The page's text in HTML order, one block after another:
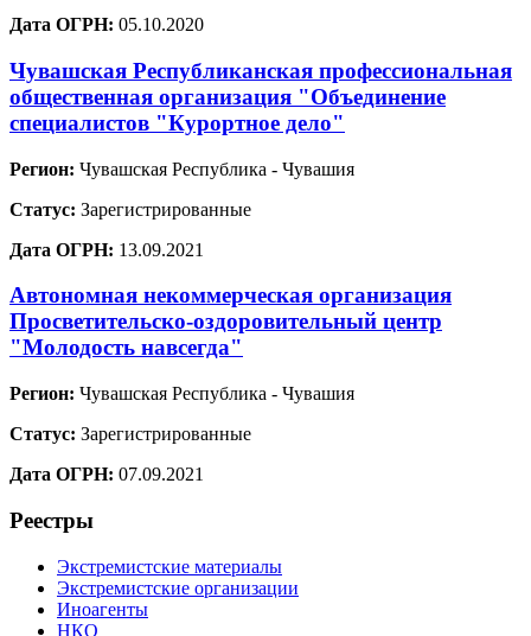
Дата ОГРН: 05.10.2020
Чувашская Республиканская профессиональная
общественная организация "Объединение
специалистов "Курортное дело"
Регион: Чувашская Республика - Чувашия
Статус: Зарегистрированные
Дата ОГРН: 13.09.2021
Автономная некоммерческая организация
Просветительско-оздоровительный центр
"Молодость навсегда"
Регион: Чувашская Республика - Чувашия
Статус: Зарегистрированные
Дата ОГРН: 07.09.2021
Реестры
Экстремистские материалы
Экстремистские организации
Иноагенты
НКО